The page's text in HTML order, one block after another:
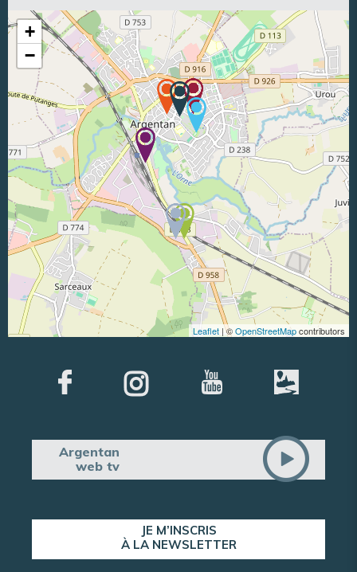
+
−
Leaflet | ©OpenStreetMapcontributors
Argentan
web tv
JE M’INSCRIS
À LA NEWSLETTER